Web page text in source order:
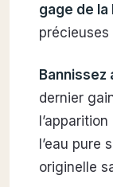
gage de
Bannissez
dernier
l’eau pure
originelle